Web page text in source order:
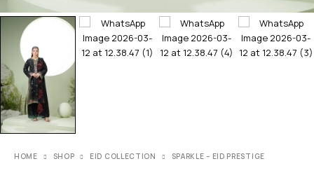
HOME SHOP EID COLLECTION SPARKLE – EID PRESTIGE